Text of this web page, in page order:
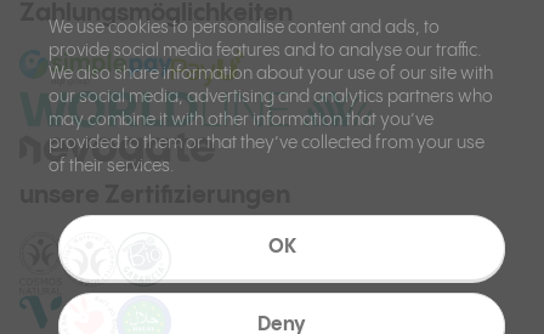
We use cookies to personalise content and ads, to
provide social media features and to analyse our traffic.
We also share information about your use of our site with
our social media, advertising and analytics partners who
may combine it with other information that you’ve
provided to them or that they’ve collected from your use
of their services.
OK
Deny
Zahlungsmöglichkeiten